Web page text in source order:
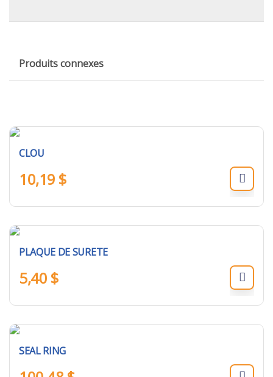
Produits connexes
CLOU
10,19 $
PLAQUE DE SURETE
5,40 $
SEAL RING